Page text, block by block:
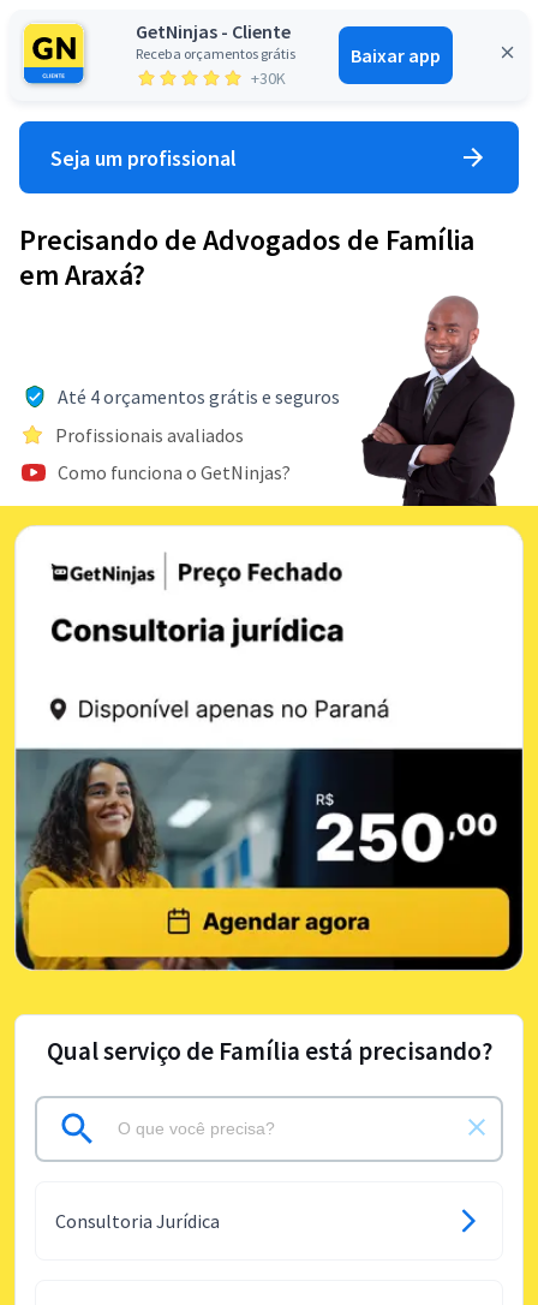
GetNinjas - Cliente
Receba orçamentos grátis
+30K
Baixar app
Entrar
Seja um profissional
Precisando de Advogados de Família
em Araxá?
Até 4 orçamentos grátis e seguros
Profissionais avaliados
Como funciona o GetNinjas?
Qual serviço de Família está precisando?
Consultoria Jurídica